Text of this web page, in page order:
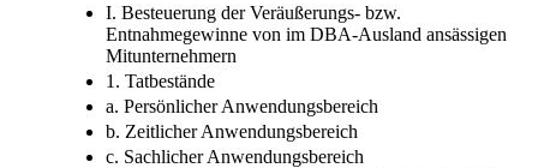
I. Besteuerung der Veräußerungs- bzw.
Entnahmegewinne von im DBA-Ausland ansässigen
Mitunternehmern
1. Tatbestände
a. Persönlicher Anwendungsbereich
b. Zeitlicher Anwendungsbereich
c. Sachlicher Anwendungsbereich